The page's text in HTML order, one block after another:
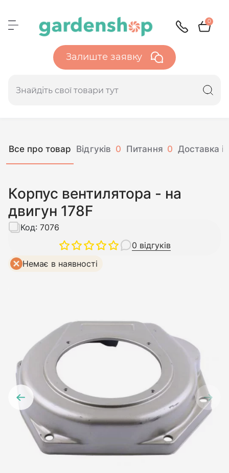
0
Залиште заявку
Все про товар Відгуків 0 Питання 0 Доставка і
Корпус вентилятора - на
двигун 178F
0 відгуків
Код: 7076
Немає в наявності